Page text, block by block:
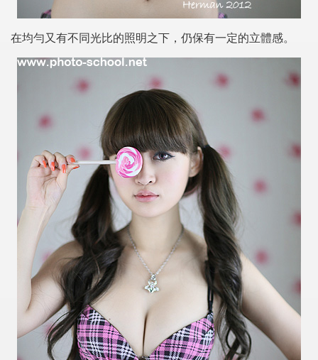
在均勻又有不同光比的照明之下，仍保有一定的立體感。